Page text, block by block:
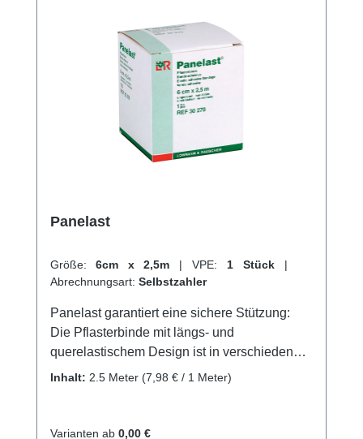
Panelast
Größe: 6cm x 2,5m | VPE: 1 Stück |
Abrechnungsart: Selbstzahler
Panelast garantiert eine sichere Stützung:
Die Pflasterbinde mit längs- und
querelastischem Design ist in verschiedenen
Größen erhältlich. Sie eignet sich ideal für
Basis oder Befestigung für Tape-
Inhalt: 2.5 Meter (7,98 € / 1 Meter)
Varianten ab 0,00 €